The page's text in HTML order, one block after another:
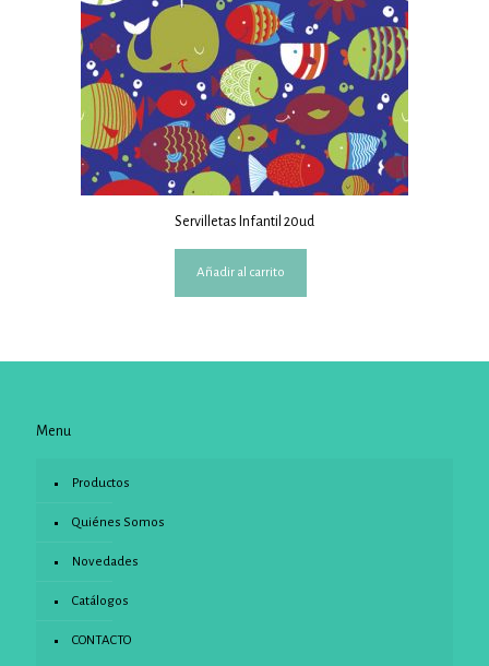
Servilletas Infantil 20ud
Añadir al carrito
Menu
Productos
Quiénes Somos
Novedades
Catálogos
CONTACTO